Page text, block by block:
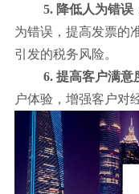
5. 降低人为错误
为错误，提高发票的
引发的税务风险。
6. 提高客户满意
户体验，增强客户对